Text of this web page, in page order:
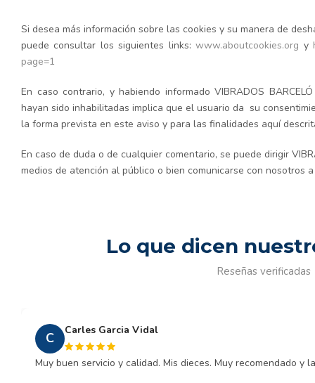
Si desea más información sobre las cookies y su manera de
puede consultar los siguientes links:www.aboutcookies.org y
page=1
En caso contrario, y habiendo informado VIBRADOS
hayan sido inhabilitadas implica que el usuario da su
la forma prevista en este aviso y para las finalidades aquí
En caso de duda o de cualquier comentario, se puede dirigir
medios de atención al público o bien comunicarse con nosotros
Lo que dicen
Reseñas verificadas
C Carles Garcia Vidal
Muy buen servicio y calidad. Mis dieces. Muy recomendado y